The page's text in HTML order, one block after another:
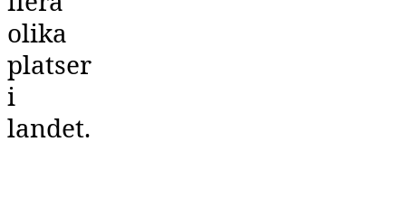
olika
platser
i
landet.